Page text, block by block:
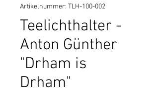
Artikelnummer: TLH-100-002
Teelichthalter -
Anton Günther
"Drham is
Drham"